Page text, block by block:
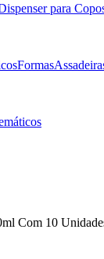
para
Formas
Com 10